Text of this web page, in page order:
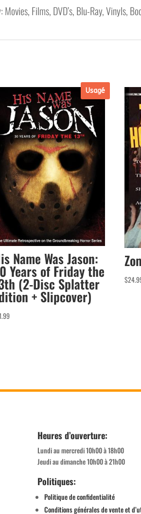
Films, DVD’s, Blu-Ray, Vinyls,
Usagé
Name Was Jason:
Years of Friday the
(2-Disc Splatter
+ Slipcover)
$
Heures d’ouverture:
Lundi au mercredi 10h00 à 18h00
Jeudi au dimanche 10h00 à 21h00
Politiques:
Politique de confidentialité
Conditions générales de vente et